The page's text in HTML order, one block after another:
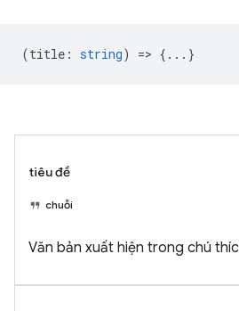
(title : string) => {...}
tiêu đề
chuỗi
Văn bản xuất hiện trong chú